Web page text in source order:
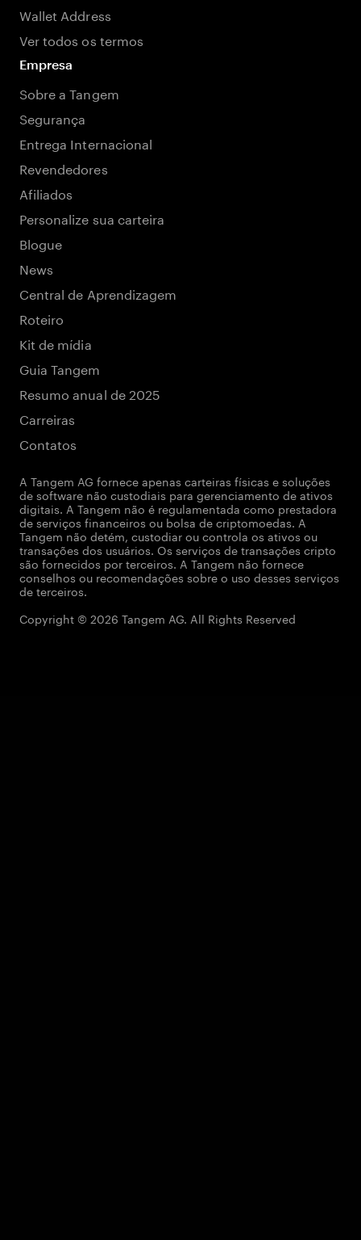
Wallet Address
Ver todos os termos
Empresa
Sobre a Tangem
Segurança
Entrega Internacional
Revendedores
Afiliados
Personalize sua carteira
Blogue
News
Central de Aprendizagem
Roteiro
Kit de mídia
Guia Tangem
Resumo anual de 2025
Carreiras
Contatos
A Tangem AG fornece apenas carteiras físicas e soluções
de software não custodiais para gerenciamento de ativos
digitais. A Tangem não é regulamentada como prestadora
de serviços financeiros ou bolsa de criptomoedas. A
Tangem não detém, custodiar ou controla os ativos ou
transações dos usuários. Os serviços de transações cripto
são fornecidos por terceiros. A Tangem não fornece
conselhos ou recomendações sobre o uso desses serviços
de terceiros.